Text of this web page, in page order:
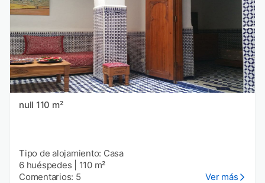
null 110 m²
Tipo de alojamiento: Casa
6 huéspedes
110 m²
Comentarios: 5
Ver más